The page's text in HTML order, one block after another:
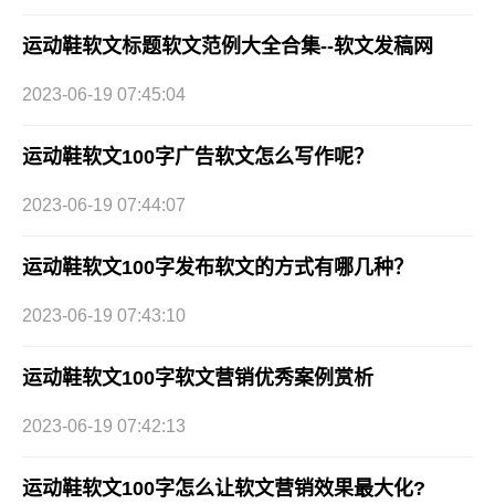
运动鞋软文标题软文范例大全合集--软文发稿网
2023-06-19 07:45:04
运动鞋软文100字广告软文怎么写作呢？
2023-06-19 07:44:07
运动鞋软文100字发布软文的方式有哪几种？
2023-06-19 07:43:10
运动鞋软文100字软文营销优秀案例赏析
2023-06-19 07:42:13
运动鞋软文100字怎么让软文营销效果最大化?